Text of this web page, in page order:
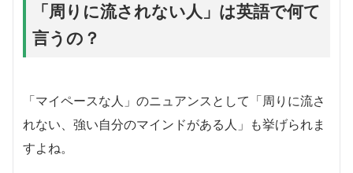
「周りに流されない人」は英語で何て
言うの？
「マイペースな人」のニュアンスとして「周りに流さ
れない、強い自分のマインドがある人」も挙げられま
すよね。